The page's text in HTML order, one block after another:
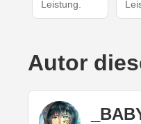
Leistung.
Autor